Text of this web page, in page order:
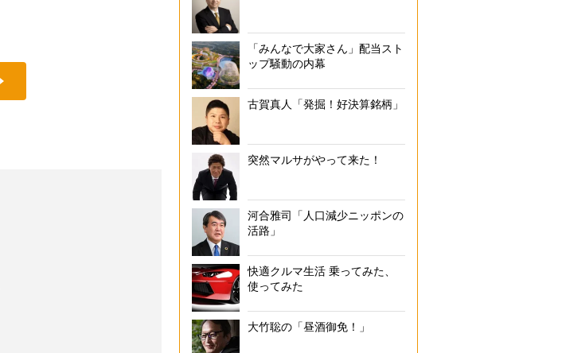
「みんなで大家さん」配当スト
ップ騒動の内幕
古賀真人「発掘！好決算銘柄」
突然マルサがやって来た！
河合雅司「人口減少ニッポンの
活路」
快適クルマ生活 乗ってみた、
使ってみた
大竹聡の「昼酒御免！」